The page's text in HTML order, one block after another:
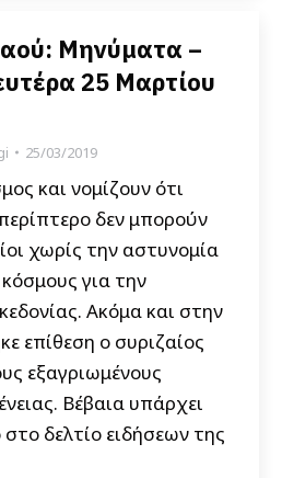
Μηνύματα –
25 Μαρτίου
25/03/2019
και νομίζουν ότι
δεν μπορούν
χωρίς την αστυνομία
για την
Ακόμα και στην
επίθεση ο συριζαίος
εξαγριωμένους
Βέβαια υπάρχει
στο δελτίο ειδήσεων της